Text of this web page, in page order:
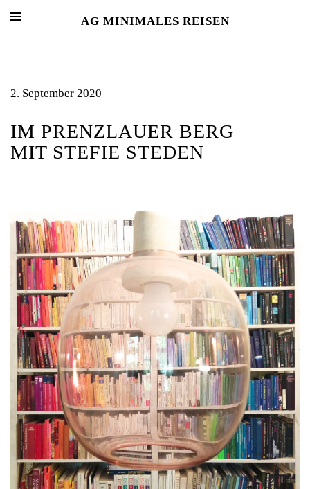
AG MINIMALES REISEN
2. September 2020
IM PRENZLAUER BERG
MIT STEFIE STEDEN